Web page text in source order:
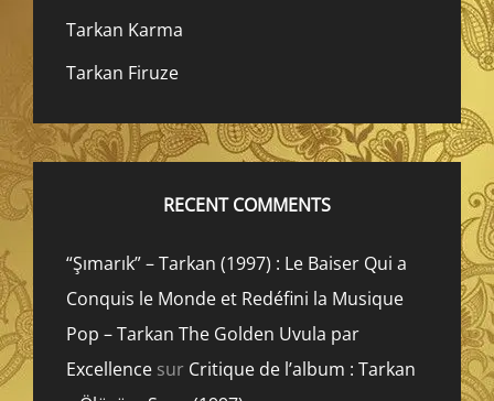
Tarkan Karma
Tarkan Firuze
RECENT COMMENTS
“Şımarık” – Tarkan (1997) : Le Baiser Qui a
Conquis le Monde et Redéfini la Musique
Pop – Tarkan The Golden Uvula par
Excellence sur Critique de l’album : Tarkan